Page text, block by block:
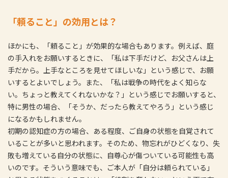
「頼ること」の効用とは？
ほかにも、「頼ること」が効果的な場合もあります。例えば、庭
の手入れをお願いするときに、「私は下手だけど、お父さんは上
手だから。上手なところを見せてほしいな」という感じで、お願
いするとよいでしょう。また、「私は戦争の時代をよく知らな
い。ちょっと教えてくれないかな？」という感じでお願いすると、
特に男性の場合、「そうか、だったら教えてやろう」という感じ
になるかもしれません。
初期の認知症の方の場合、ある程度、ご自身の状態を自覚されて
いることが多いと思われます。そのため、物忘れがひどくなり、失
敗も増えている自分の状態に、自尊心が傷ついている可能性も高
いのです。そういう意味でも、ご本人が「自分は頼られている」